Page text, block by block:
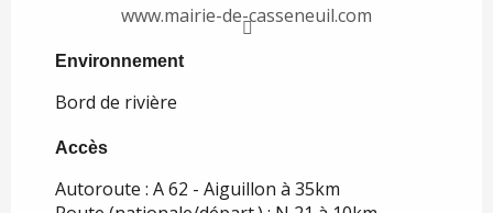
www.mairie-de-casseneuil.com
Environnement
Environnement
Bord de rivière
Accès
Accès
Autoroute : A 62 - Aiguillon à 35km